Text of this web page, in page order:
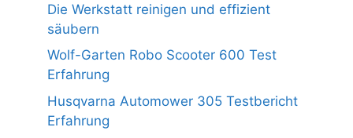
Die Werkstatt reinigen und effizient
säubern
Wolf-Garten Robo Scooter 600 Test
Erfahrung
Husqvarna Automower 305 Testbericht
Erfahrung